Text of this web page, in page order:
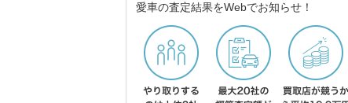
愛車の査定結果をWebでお知らせ！